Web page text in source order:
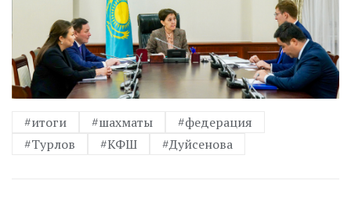
#итоги #шахматы
#федерация
#Турлов
#КФШ #Дуйсенова